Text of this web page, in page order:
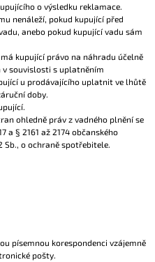
o výsledku reklamace.
nenáleží, pokud kupující před
anebo pokud kupující vadu sám
kupující právo na náhradu účelně
v souvislosti s uplatněním
u prodávajícího uplatnit ve lhůtě
doby.
ohledně práv z vadného plnění se
a § 2161 až 2174 občanského
Sb., o ochraně spotřebitele.
písemnou korespondenci vzájemně
pošty.